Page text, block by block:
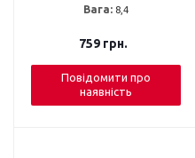
Вага: 8,4
759грн.
Повідомити про
наявність